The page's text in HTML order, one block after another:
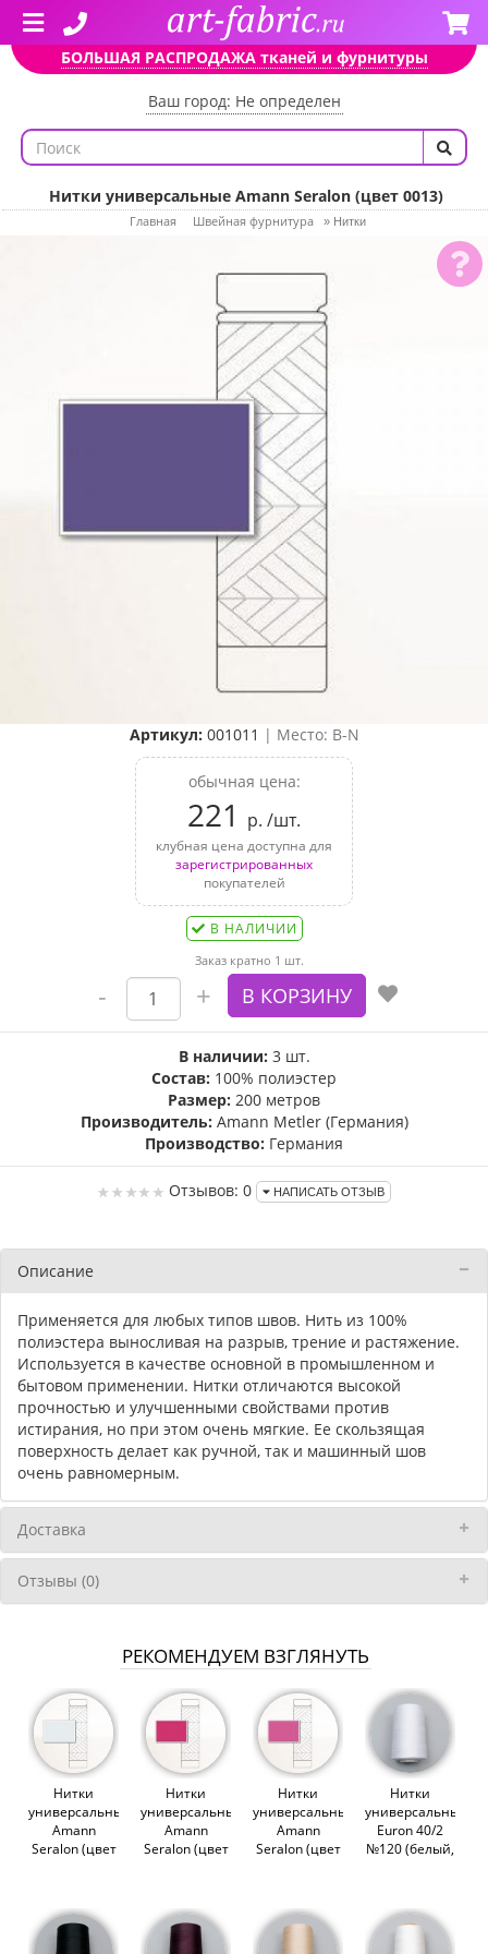
БОЛЬШАЯ РАСПРОДАЖА тканей и фурнитуры
Ваш город: Не определен
Нитки универсальные Amann Seralon (цвет 0013)
Главная Швейная фурнитура » Нитки
Артикул: 001011 | Место: B-N
обычная цена:
221 р. /шт.
клубная цена доступна для
зарегистрированных
покупателей
В НАЛИЧИИ
Заказ кратно 1 шт.
В наличии: 3 шт.
Состав: 100% полиэстер
Размер: 200 метров
Производитель: Amann Metler (Германия)
Производство: Германия
Отзывов: 0 НАПИСАТЬ ОТЗЫВ
Описание
Применяется для любых типов швов. Нить из 100%
полиэстера выносливая на разрыв, трение и растяжение.
Используется в качестве основной в промышленном и
бытовом применении. Нитки отличаются высокой
прочностью и улучшенными свойствами против
истирания, но при этом очень мягкие. Ее скользящая
поверхность делает как ручной, так и машинный шов
очень равномерным.
Доставка
Отзывы (0)
РЕКОМЕНДУЕМ ВЗГЛЯНУТЬ
Нитки
универсальные
Amann
Seralon (цвет
Нитки
универсальные
Amann
Seralon (цвет
Нитки
универсальные
Amann
Seralon (цвет
Нитки
универсальные
Euron 40/2
№120 (белый,